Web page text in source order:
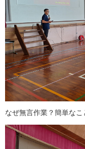
なぜ無言作業？簡単なこ